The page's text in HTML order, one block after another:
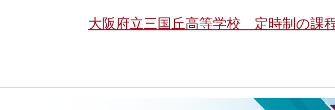
大阪府立三国丘高等学校 定時制の課